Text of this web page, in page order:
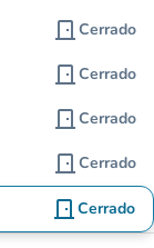
door_front Cerrado
door_front Cerrado
door_front Cerrado
door_front Cerrado
door_front Cerrado